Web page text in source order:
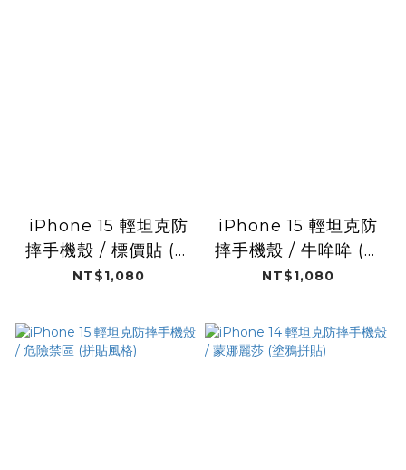
iPhone 15 輕坦克防
摔手機殼 / 標價貼 (拼
貼風格)
NT$1,080
iPhone 15 輕坦克防
摔手機殼 / 牛哞哞 (拼
貼風格)
NT$1,080